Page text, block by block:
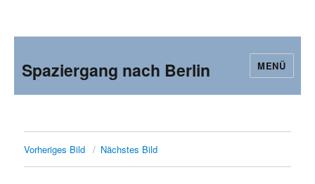
Spaziergang nach Berlin MENÜ
Vorheriges Bild Nächstes Bild